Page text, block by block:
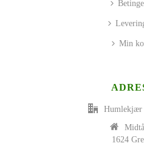
Min
Humlekjær
1624